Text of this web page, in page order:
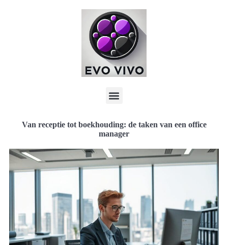
Van receptie tot boekhouding: de taken van een office
manager